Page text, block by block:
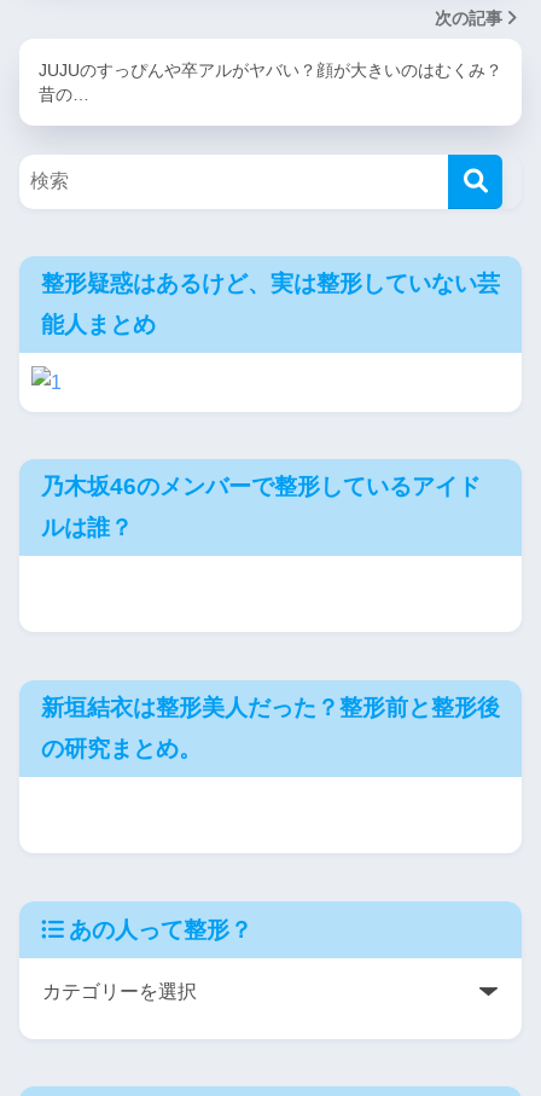
次の記事
JUJUのすっぴんや卒アルがヤバい？顔が大きいのはむくみ？
昔の…
整形疑惑はあるけど、実は整形していない芸
能人まとめ
乃木坂46のメンバーで整形しているアイド
ルは誰？
新垣結衣は整形美人だった？整形前と整形後
の研究まとめ。
あの人って整形？